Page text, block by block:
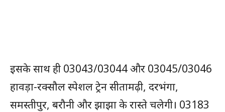
इसके साथ ही 03043/03044 और 03045/03046
हावड़ा-रक्सौल स्पेशल ट्रेन सीतामढ़ी, दरभंगा,
समस्तीपुर, बरौनी और झाझा के रास्ते चलेगी। 03183